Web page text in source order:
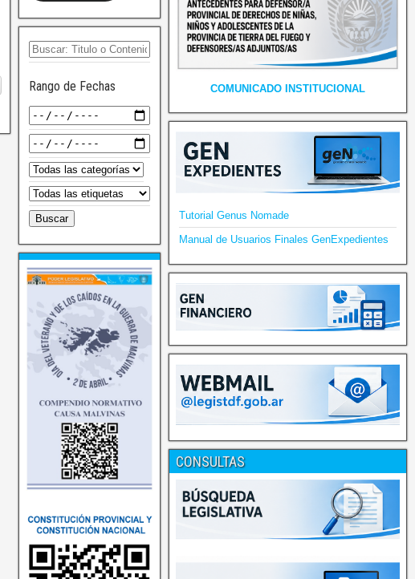
Rango de Fechas COMUNICADO INSTITUCIONAL
Tutorial Genus Nomade
Manual de Usuarios Finales GenExpedientes
CONSULTAS